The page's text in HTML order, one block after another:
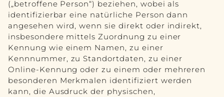
(„betroffene Person“) beziehen, wobei als
identifizierbar eine natürliche Person dann
angesehen wird, wenn sie direkt oder indirekt,
insbesondere mittels Zuordnung zu einer
Kennung wie einem Namen, zu einer
Kennnummer, zu Standortdaten, zu einer
Online-Kennung oder zu einem oder mehreren
besonderen Merkmalen identifiziert werden
kann, die Ausdruck der physischen,